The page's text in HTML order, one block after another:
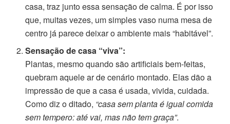
casa, traz junto essa sensação de calma. É por isso
que, muitas vezes, um simples vaso numa mesa de
centro já parece deixar o ambiente mais “habitável”.
Sensação de casa “viva”:
Plantas, mesmo quando são artificiais bem-feitas,
quebram aquele ar de cenário montado. Elas dão a
impressão de que a casa é usada, vivida, cuidada.
Como diz o ditado, “casa sem planta é igual comida
sem tempero: até vai, mas não tem graça”.